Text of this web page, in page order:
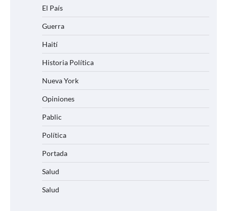
El País
Guerra
Haití
Historia Política
Nueva York
Opiniones
Pablic
Política
Portada
Salud
Salud